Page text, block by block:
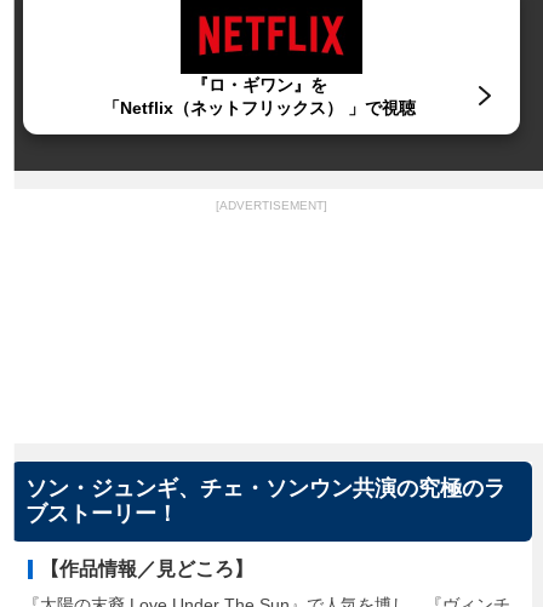
『ロ・ギワン』を
「Netflix（ネットフリックス） 」で視聴
[ADVERTISEMENT]
ソン・ジュンギ、チェ・ソンウン共演の究極のラ
ブストーリー！
【作品情報／見どころ】